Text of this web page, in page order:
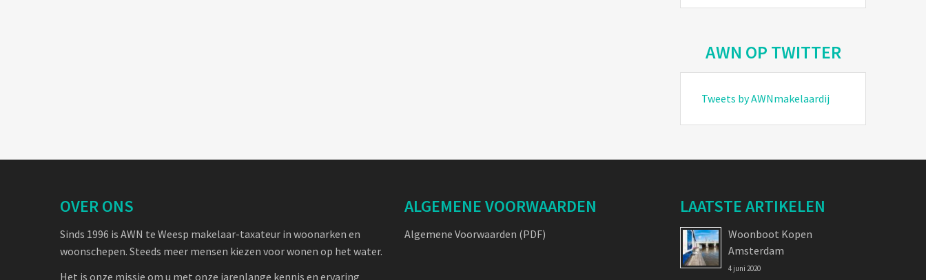
AWN OP TWITTER
Tweets by AWNmakelaardij
OVER ONS
Sinds 1996 is AWN te Weesp makelaar-taxateur in woonarken en
woonschepen. Steeds meer mensen kiezen voor wonen op het water.
Het is onze missie om u met onze jarenlange kennis en ervaring
ALGEMENE VOORWAARDEN
Algemene Voorwaarden (PDF)
LAATSTE ARTIKELEN
Woonboot Kopen
Amsterdam
4 juni 2020